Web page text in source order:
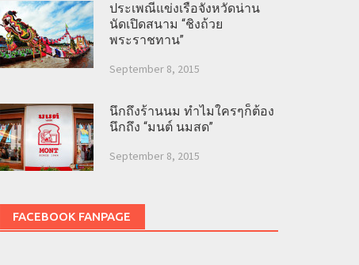
ประเพณีแข่งเรือจังหวัดน่าน
นัดเปิดสนาม “ชิงถ้วย
พระราชทาน”
September 8, 2015
นึกถึงร้านนม ทำไมใครๆก็ต้อง
นึกถึง “มนต์ นมสด”
September 8, 2015
FACEBOOK FANPAGE